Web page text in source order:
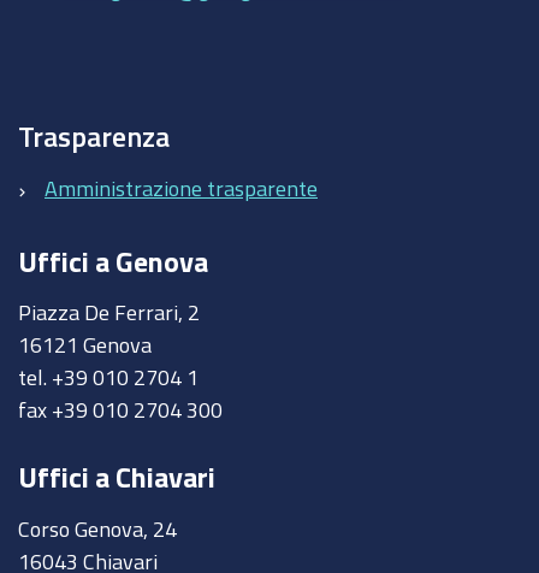
Trasparenza
Amministrazione trasparente
Uffici a Genova
Piazza De Ferrari, 2
16121 Genova
tel. +39 010 2704 1
fax +39 010 2704 300
Uffici a Chiavari
Corso Genova, 24
16043 Chiavari